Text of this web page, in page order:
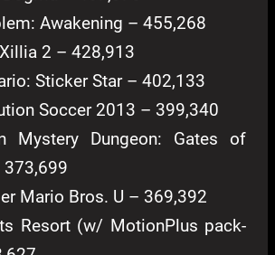
Awakening – 455,268
2 – 428,913
Sticker Star – 402,133
Soccer 2013 – 399,340
Mystery Dungeon: Gates of
Mario Bros. U – 369,392
Resort (w/ MotionPlus pack-